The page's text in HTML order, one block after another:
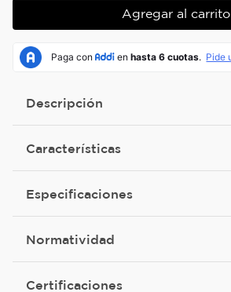
Agregar al carrito
Descripción
Características
Especificaciones
Normatividad
Certificaciones